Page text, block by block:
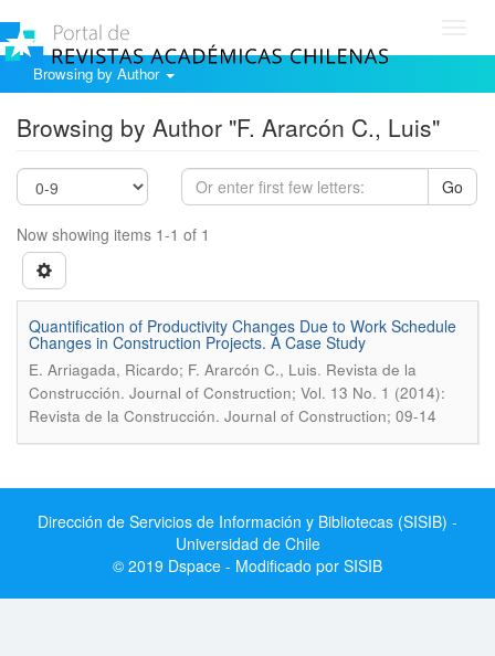
Browsing by Author
Browsing by Author "F. Ararcón C., Luis"
Go
Now showing items 1-1 of 1
Quantification of Productivity Changes Due to Work Schedule
Changes in Construction Projects. A Case Study
E. Arriagada, Ricardo; F. Ararcón C., Luis. Revista de la
Construcción. Journal of Construction; Vol. 13 No. 1 (2014):
Revista de la Construcción. Journal of Construction; 09-14
Dirección de Servicios de Información y Bibliotecas (SISIB) -
Universidad de Chile
© 2019 Dspace - Modificado por SISIB